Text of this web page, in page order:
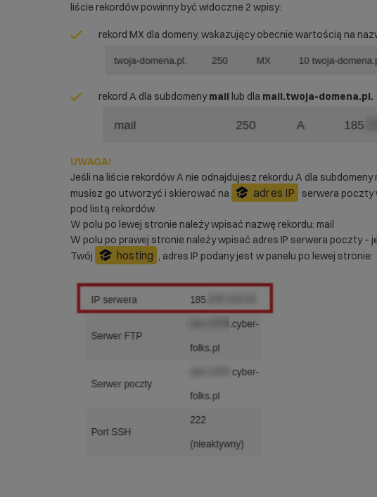
liście rekordów powinny być widoczne 2 wpisy:
rekord MX dla domeny, wskazujący obecnie wartością na
rekord A dla subdomenymail lub dla mail.twoja-domena.pl.
UWAGA!
Jeśli na liście rekordów A nie odnajdujesz rekordu A dla subdomeny
musisz go utworzyć i skierować na
adres IP
serwera poczty
pod listą rekordów.
W polu po lewej stronie należy wpisać nazwę rekordu: mail
W polu po prawej stronie należy wpisać adres IP serwera poczty –
Twój
hosting , adres IP podany jest w panelu po lewej stronie: